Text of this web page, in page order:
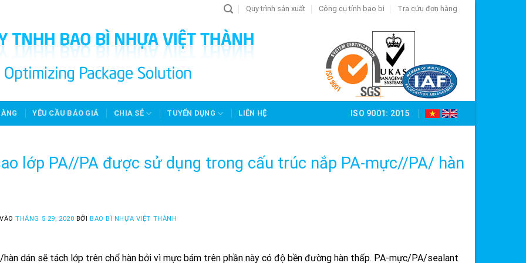
Quy trình sản xuất Công cụ tính bao bì Tra cứu đơn hàng
YÊU CẦU BÁO GIÁ CHIA SẺ TUYỂN DỤNG LIÊN HỆ ISO 9001: 2015
lớp PA//PA được sử dụng trong cấu trúc nắp PA-mực//PA/ hàn
THÁNG 5 29, 2020 BỞIBAO BÌ NHỰA VIỆT THÀNH
hàn dán sẽ tách lớp trên chổ hàn bởi vì mực bám trên phần này có độ bền đường hàn thấp. PA-mực/PA/sealant